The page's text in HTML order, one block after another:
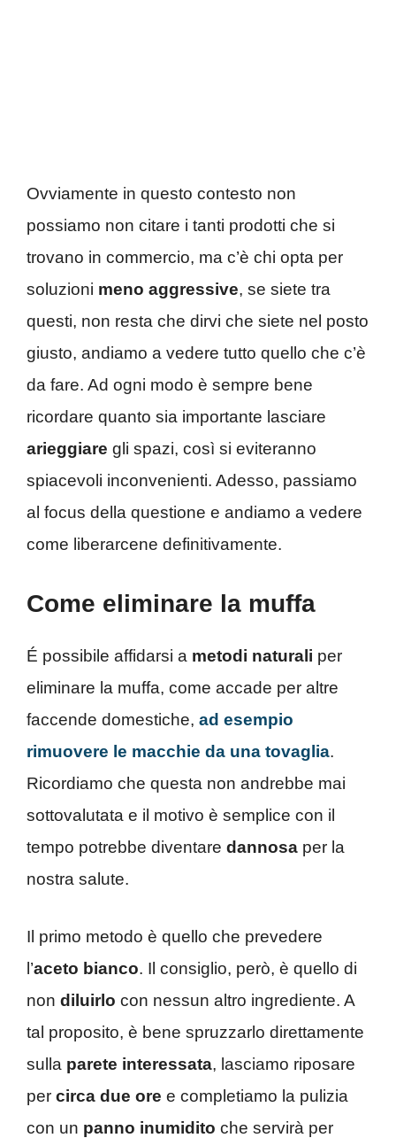
Ovviamente in questo contesto non
possiamo non citare i tanti prodotti che si
trovano in commercio, ma c’è chi opta per
soluzioni meno aggressive, se siete tra
questi, non resta che dirvi che siete nel posto
giusto, andiamo a vedere tutto quello che c’è
da fare. Ad ogni modo è sempre bene
ricordare quanto sia importante lasciare
arieggiare gli spazi, così si eviteranno
spiacevoli inconvenienti. Adesso, passiamo
al focus della questione e andiamo a vedere
come liberarcene definitivamente.
Come eliminare la muffa
É possibile affidarsi a metodi naturali per
eliminare la muffa, come accade per altre
faccende domestiche, ad esempio
rimuovere le macchie da una tovaglia.
Ricordiamo che questa non andrebbe mai
sottovalutata e il motivo è semplice con il
tempo potrebbe diventare dannosa per la
nostra salute.
Il primo metodo è quello che prevedere
l’aceto bianco. Il consiglio, però, è quello di
non diluirlo con nessun altro ingrediente. A
tal proposito, è bene spruzzarlo direttamente
sulla parete interessata, lasciamo riposare
per circa due ore e completiamo la pulizia
con un panno inumidito che servirà per